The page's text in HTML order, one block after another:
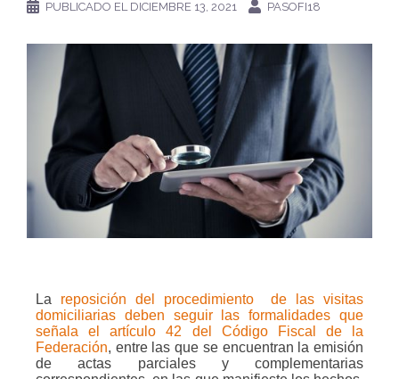
PUBLICADO EL DICIEMBRE 13, 2021 PASOFI18
La reposición del procedimiento
de las visitas
domiciliarias deben seguir las formalidades que
señala el artículo 42 del Código Fiscal de la
Federación, entre las que se encuentran la emisión
de actas parciales y complementarias